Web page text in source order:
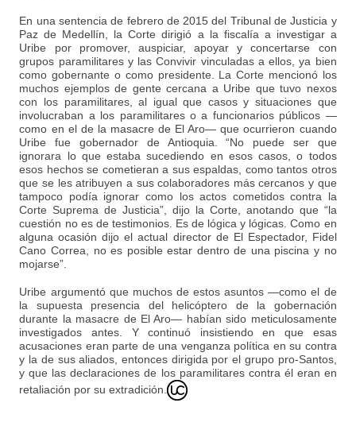
En una sentencia de febrero de 2015 del Tribunal de Justicia y
Paz de Medellín, la Corte dirigió a la fiscalía a investigar a
Uribe por promover, auspiciar, apoyar y concertarse con
grupos paramilitares y las Convivir vinculadas a ellos, ya bien
como gobernante o como presidente. La Corte mencionó los
muchos ejemplos de gente cercana a Uribe que tuvo nexos
con los paramilitares, al igual que casos y situaciones que
involucraban a los paramilitares o a funcionarios públicos —
como en el de la masacre de El Aro— que ocurrieron cuando
Uribe fue gobernador de Antioquia. “No puede ser que
ignorara lo que estaba sucediendo en esos casos, o todos
esos hechos se cometieran a sus espaldas, como tantos otros
que se les atribuyen a sus colaboradores más cercanos y que
tampoco podía ignorar como los actos cometidos contra la
Corte Suprema de Justicia”, dijo la Corte, anotando que “la
cuestión no es de testimonios. Es de lógica y lógicas. Como en
alguna ocasión dijo el actual director de El Espectador, Fidel
Cano Correa, no es posible estar dentro de una piscina y no
mojarse”.
Uribe argumentó que muchos de estos asuntos —como el de
la supuesta presencia del helicóptero de la gobernación
durante la masacre de El Aro— habían sido meticulosamente
investigados antes. Y continuó insistiendo en que esas
acusaciones eran parte de una venganza política en su contra
y la de sus aliados, entonces dirigida por el grupo pro-Santos,
y que las declaraciones de los paramilitares contra él eran en
retaliación por su extradición.